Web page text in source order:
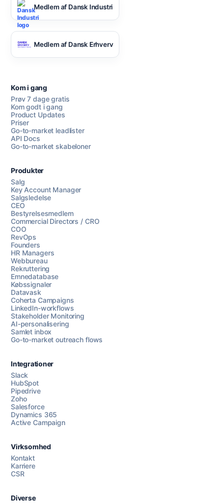
Chat med os
AI Campaign Assist
Medlem af Dansk Industri
Medlem af Dansk Erhverv
Kom i gang
Prøv 7 dage gratis
Kom godt i gang
Product Updates
Priser
Go-to-market leadlister
API Docs
Go-to-market skabeloner
Produkter
Salg
Key Account Manager
Salgsledelse
CEO
Bestyrelsesmedlem
Commercial Directors / CRO
COO
RevOps
Founders
HR Managers
Webbureau
Rekruttering
Emnedatabase
Købssignaler
Datavask
Coherta Campaigns
LinkedIn-workflows
Stakeholder Monitoring
AI-personalisering
Samlet inbox
Go-to-market outreach flows
Integrationer
Slack
HubSpot
Pipedrive
Zoho
Salesforce
Dynamics 365
Active Campaign
Virksomhed
Kontakt
Karriere
CSR
Diverse